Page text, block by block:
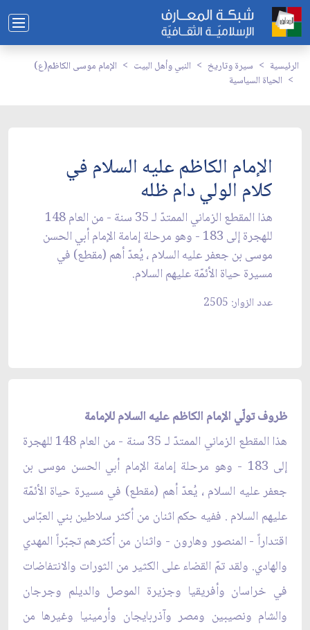
الرئيسية سيرة وتاريخ النبي وأهل البيت
الإمام موسى الكاظم(ع)
الحياة السياسية
الإمام الكاظم عليه السلام في
كلام الولي دام ظله
هذا المقطع الزماني الممتدّ لـ 35 سنة - من العام 148
للهجرة إلى 183 - وهو مرحلة إمامة الإمام أبي الحسن
موسى بن جعفر عليه السلام ، يُعدّ أهم (مقطع) في
مسيرة حياة الأئمّة عليهم السلام.
عدد الزوار: 2505
ظروف تولّي الإمام الكاظم عليه السلام للإمامة
هذا المقطع الزماني الممتدّ لـ 35 سنة - من العام 148 للهجرة
إلى 183 - وهو مرحلة إمامة الإمام أبي الحسن موسى بن
جعفر عليه السلام ، يُعدّ أهم (مقطع) في مسيرة حياة الأئمّة
عليهم السلام . ففيه حكم اثنان من أكثر سلاطين بني العبّاس
اقتداراً - المنصور وهارون - واثنان من أكثرهم تجبّراً المهدي
والهادي. ولقد تمّ القضاء على الكثير من الثورات والانتفاضات
في خراسان وأفريقيا وجزيرة الموصل والديلم وجرجان
والشام ونصيبين ومصر وآذربايجان وأرمينيا وغيرها من